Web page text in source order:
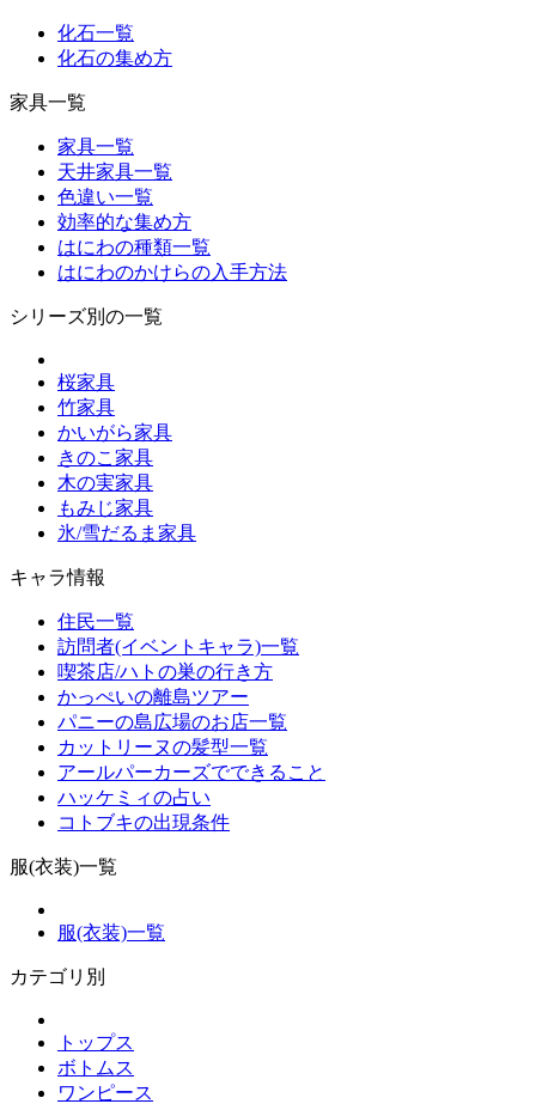
化石一覧
化石の集め方
家具一覧
家具一覧
天井家具一覧
色違い一覧
効率的な集め方
はにわの種類一覧
はにわのかけらの入手方法
シリーズ別の一覧
桜家具
竹家具
かいがら家具
きのこ家具
木の実家具
もみじ家具
氷/雪だるま家具
キャラ情報
住民一覧
訪問者(イベントキャラ)一覧
喫茶店/ハトの巣の行き方
かっぺいの離島ツアー
パニーの島広場のお店一覧
カットリーヌの髪型一覧
アールパーカーズでできること
ハッケミィの占い
コトブキの出現条件
服(衣装)一覧
服(衣装)一覧
カテゴリ別
トップス
ボトムス
ワンピース